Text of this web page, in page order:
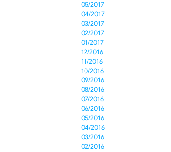
05/2017
04/2017
03/2017
02/2017
01/2017
12/2016
11/2016
10/2016
09/2016
08/2016
07/2016
06/2016
05/2016
04/2016
03/2016
02/2016